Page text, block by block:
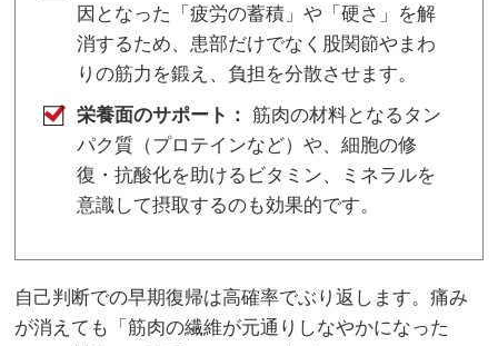
因となった「疲労の蓄積」や「硬さ」を解
消するため、患部だけでなく股関節やまわ
りの筋力を鍛え、負担を分散させます。
栄養面のサポート： 筋肉の材料となるタン
パク質（プロテインなど）や、細胞の修
復・抗酸化を助けるビタミン、ミネラルを
意識して摂取するのも効果的です。
自己判断での早期復帰は高確率でぶり返します。痛み
が消えても「筋肉の繊維が元通りしなやかになった